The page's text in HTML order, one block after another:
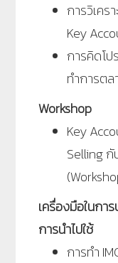
การวิเคร
Key
การคิดโป
ทำการตล
Workshop
Key
Selling
เครื่องมือในกา
การนำไปใช้
การทำ